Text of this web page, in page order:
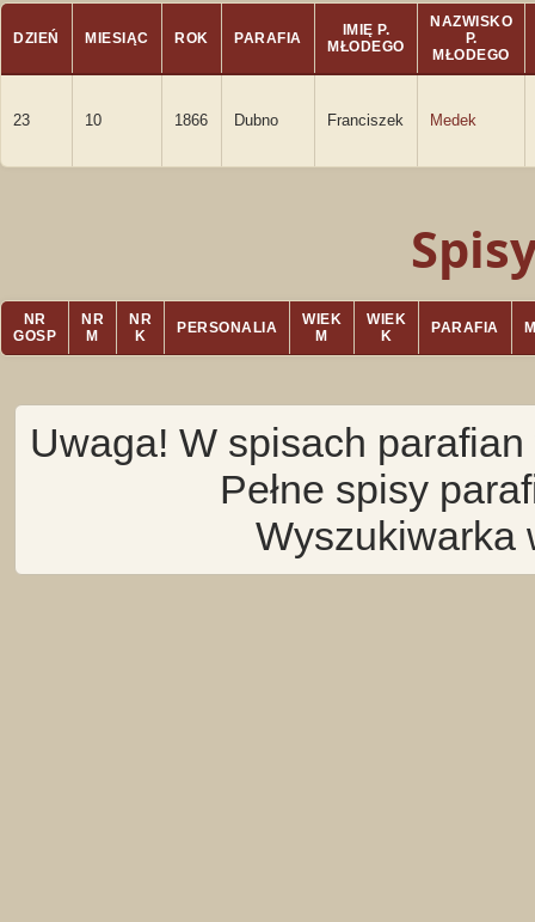
DZIEŃ MIESIĄC ROK PARAFIA
IMIĘ P.
MŁODEGO
NAZWISKO
P.
MŁODEGO
23 10 1866 Dubno Franciszek Medek
NR
GOSP
NR
M
NR
K
PERSONALIA
WIEK
M
WIEK
K
PARAFIA
Uwaga! W spisach
Pełne spisy
Wyszukiwarka